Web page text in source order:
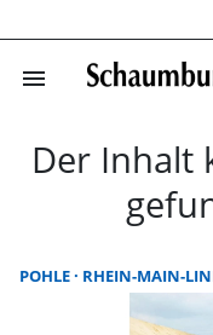
menu
Der Inhalt
POHLE RHEIN-MAIN-